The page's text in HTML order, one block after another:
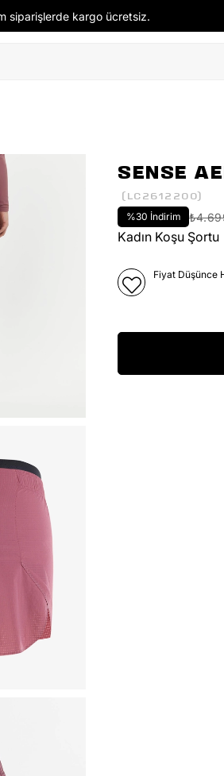
siparişlerde kargo ücretsiz.
SENSE
(LC2612200)
%30 İndirim
Kadın Koşu Şortu
Fiyat Düşünce